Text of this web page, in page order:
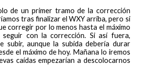
de un primer tramo de la corrección
tras finalizar el WXY arriba, pero si
corregir por lo menos hasta el máximo
con la corrección. Si así fuera,
subir, aunque la subida debería durar
el máximo de hoy. Mañana lo iremos
caídas empezarían a descolocarnos